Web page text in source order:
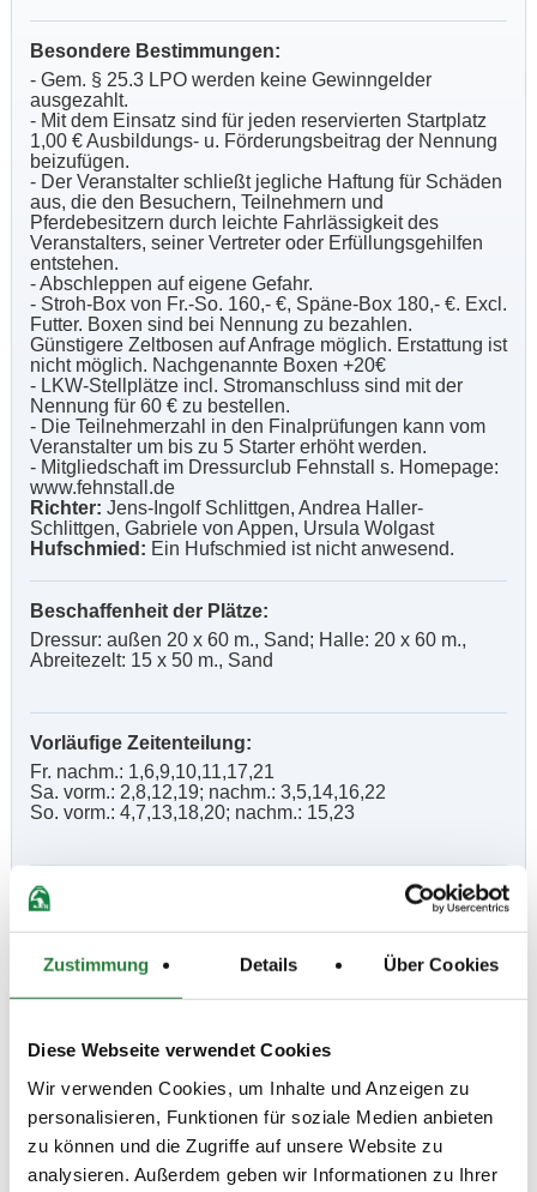
Zustimmung Details Über Cookies
Diese Webseite verwendet Cookies
Wir verwenden Cookies, um Inhalte und Anzeigen zu
personalisieren, Funktionen für soziale Medien anbieten
zu können und die Zugriffe auf unsere Website zu
analysieren. Außerdem geben wir Informationen zu Ihrer
Besondere Bestimmungen:
- Gem. § 25.3 LPO werden keine Gewinngelder
ausgezahlt.
- Mit dem Einsatz sind für jeden reservierten Startplatz
1,00 € Ausbildungs- u. Förderungsbeitrag der Nennung
beizufügen.
- Der Veranstalter schließt jegliche Haftung für Schäden
aus, die den Besuchern, Teilnehmern und
Pferdebesitzern durch leichte Fahrlässigkeit des
Veranstalters, seiner Vertreter oder Erfüllungsgehilfen
entstehen.
- Abschleppen auf eigene Gefahr.
- Stroh-Box von Fr.-So. 160,- €, Späne-Box 180,- €. Excl.
Futter. Boxen sind bei Nennung zu bezahlen.
Günstigere Zeltbosen auf Anfrage möglich. Erstattung ist
nicht möglich. Nachgenannte Boxen +20€
- LKW-Stellplätze incl. Stromanschluss sind mit der
Nennung für 60 € zu bestellen.
- Die Teilnehmerzahl in den Finalprüfungen kann vom
Veranstalter um bis zu 5 Starter erhöht werden.
- Mitgliedschaft im Dressurclub Fehnstall s. Homepage:
www.fehnstall.de
Richter: Jens-Ingolf Schlittgen, Andrea Haller-
Schlittgen, Gabriele von Appen, Ursula Wolgast
Hufschmied: Ein Hufschmied ist nicht anwesend.
Beschaffenheit der Plätze:
Dressur: außen 20 x 60 m., Sand; Halle: 20 x 60 m.,
Abreitezelt: 15 x 50 m., Sand
Vorläufige Zeitenteilung:
Fr. nachm.: 1,6,9,10,11,17,21
Sa. vorm.: 2,8,12,19; nachm.: 3,5,14,16,22
So. vorm.: 4,7,13,18,20; nachm.: 15,23
Ergebnisse:
Prüfungen
Datum Prüfung